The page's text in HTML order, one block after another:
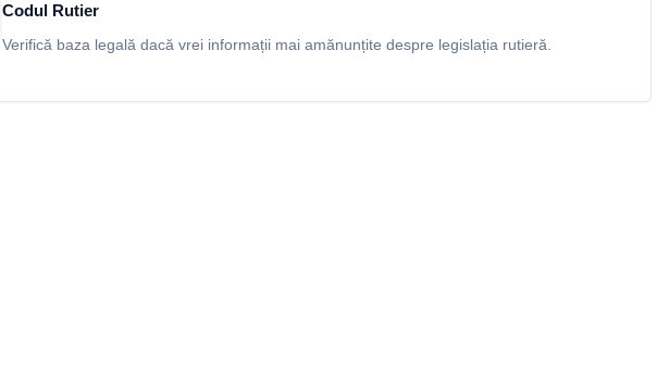
Codul Rutier
Verifică baza legală dacă vrei informații mai amănunțite despre legislația rutieră.